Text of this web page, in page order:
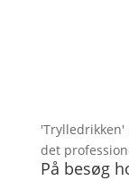
'Trylledrikken'
det
På besøg